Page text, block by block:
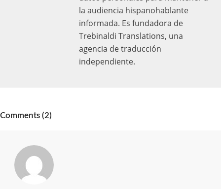
la audiencia hispanohablante
informada. Es fundadora de
Trebinaldi Translations, una
agencia de traducción
independiente.
Comments (2)